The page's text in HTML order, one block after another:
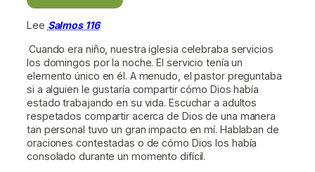
Lee Salmos 116
Cuando era niño, nuestra iglesia celebraba servicios
los domingos por la noche. El servicio tenía un
elemento único en él. A menudo, el pastor preguntaba
si a alguien le gustaría compartir cómo Dios había
estado trabajando en su vida. Escuchar a adultos
respetados compartir acerca de Dios de una manera
tan personal tuvo un gran impacto en mí. Hablaban de
oraciones contestadas o de cómo Dios los había
consolado durante un momento difícil.